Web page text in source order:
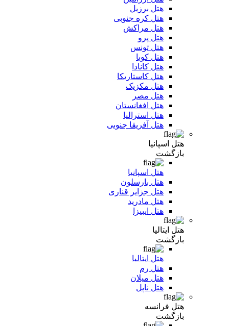
هتل برزیل
هتل کره جنوبی
هتل مراکش
هتل پرو
هتل تونس
هتل کوبا
هتل کانادا
هتل کاستاریکا
هتل مکزیک
هتل مصر
هتل افغانستان
هتل استرالیا
هتل آفریقا جنوبی
هتل اسپانیا
بازگشت
هتل اسپانیا
هتل بارسلون
هتل جزایر قناری
هتل مادرید
هتل ایبیزا
هتل ایتالیا
بازگشت
هتل ایتالیا
هتل رم
هتل میلان
هتل ناپل
هتل فرانسه
بازگشت